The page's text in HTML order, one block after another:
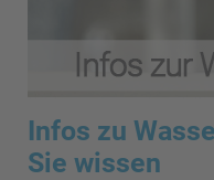
Infos zu
Sie wissen